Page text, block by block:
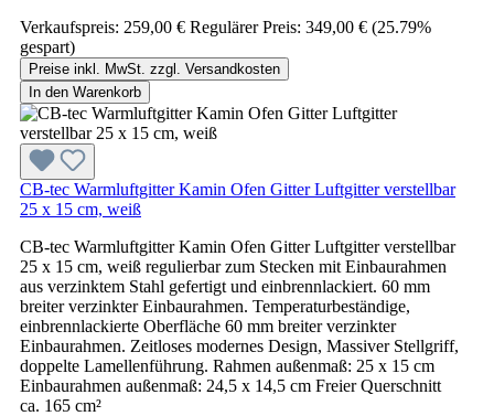
Verkaufspreis: 259,00 € Regulärer Preis: 349,00 € (25.79%
gespart)
Preise inkl. MwSt. zzgl. Versandkosten
In den Warenkorb
CB-tec Warmluftgitter Kamin Ofen Gitter Luftgitter verstellbar
25 x 15 cm, weiß
CB-tec Warmluftgitter Kamin Ofen Gitter Luftgitter verstellbar
25 x 15 cm, weiß regulierbar zum Stecken mit Einbaurahmen
aus verzinktem Stahl gefertigt und einbrennlackiert. 60 mm
breiter verzinkter Einbaurahmen. Temperaturbeständige,
einbrennlackierte Oberfläche 60 mm breiter verzinkter
Einbaurahmen. Zeitloses modernes Design, Massiver Stellgriff,
doppelte Lamellenführung. Rahmen außenmaß: 25 x 15 cm
Einbaurahmen außenmaß: 24,5 x 14,5 cm Freier Querschnitt
ca. 165 cm²